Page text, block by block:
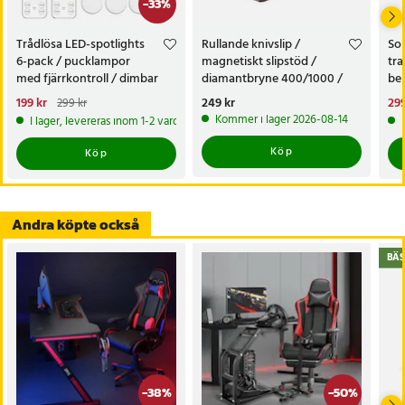
-33%
Trådlösa LED-spotlights
6-pack / pucklampor
med fjärrkontroll / dimbar
skåpbelysning
Nuvarande pris
199 krTidigare pris:299 kr
199 kr 299 kr
I lager, levereras inom 1-2 vardagar
Köp
Rullande knivslip /
magnetiskt slipstöd /
diamantbryne 400/1000 /
knivvässare med fasta vinklar
Pris:249 kr
249 kr
Kommer i lager 2026-08-14
Köp
Andra köpte också
-38% -50%